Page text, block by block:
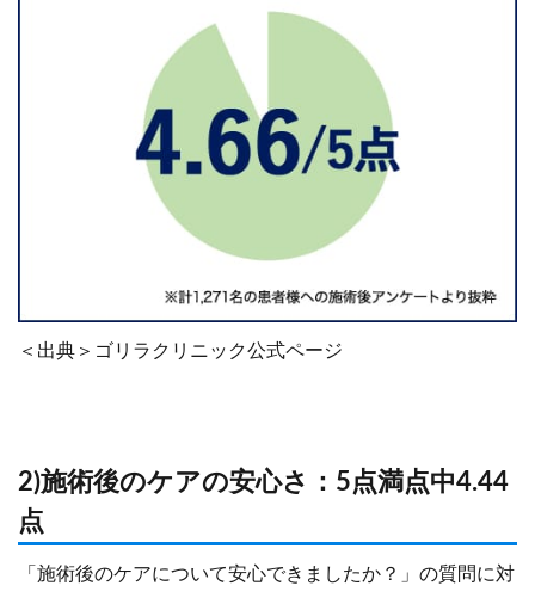
＜出典＞ゴリラクリニック公式ページ
2)施術後のケアの安心さ：5点満点中4.44
点
「施術後のケアについて安心できましたか？」の質問に対